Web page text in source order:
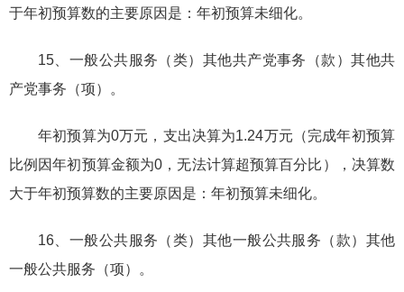
于年初预算数的主要原因是：年初预算未细化。
15、一般公共服务（类）其他共产党事务（款）其他共
产党事务（项）。
年初预算为0万元，支出决算为1.24万元（完成年初预算
比例因年初预算金额为0，无法计算超预算百分比），决算数
大于年初预算数的主要原因是：年初预算未细化。
16、一般公共服务（类）其他一般公共服务（款）其他
一般公共服务（项）。